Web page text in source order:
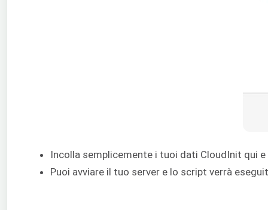
Incolla semplicemente i tuoi dati CloudInit qui e
Puoi avviare il tuo server e lo script verrà